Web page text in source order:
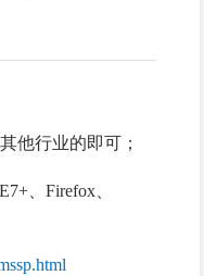
他行业的即可；
、Firefox、